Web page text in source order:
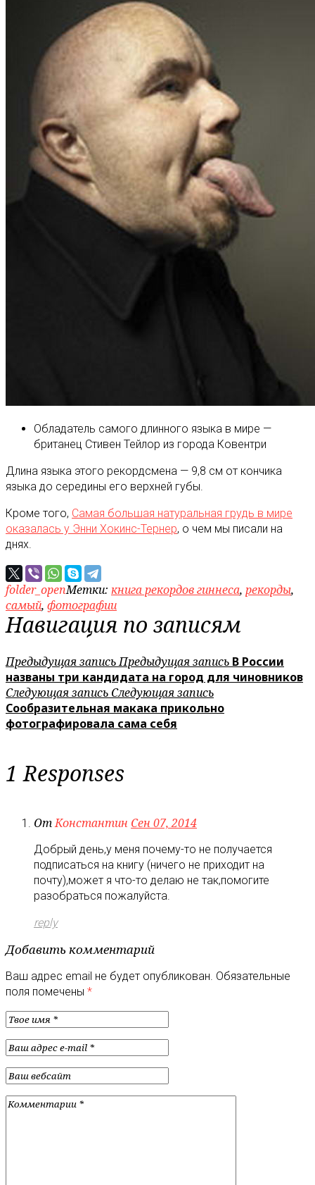
Обладатель самого длинного языка в мире —
британец Стивен Тейлор из города Ковентри
Длина языка этого рекордсмена — 9,8 см от кончика
языка до середины его верхней губы.
Кроме того, Самая большая натуральная грудь в мире
оказалась у Энни Хокинс-Тернер, о чем мы писали на
днях.
folder_openМетки: книга рекордов гиннеса, рекорды,
самый, фотографии
Навигация по записям
Предыдущая записьПредыдущая запись В России
названы три кандидата на город для чиновников
Следующая запись Следующая запись
Сообразительная макака прикольно
фотографировала сама себя
1 Responses
ОтКонстантин Сен 07, 2014
Добрый день,у меня почему-то не получается
подписаться на книгу (ничего не приходит на
почту),может я что-то делаю не так,помогите
разобраться пожалуйста.
reply
Добавить комментарий
Ваш адрес email не будет опубликован. Обязательные
поля помечены *